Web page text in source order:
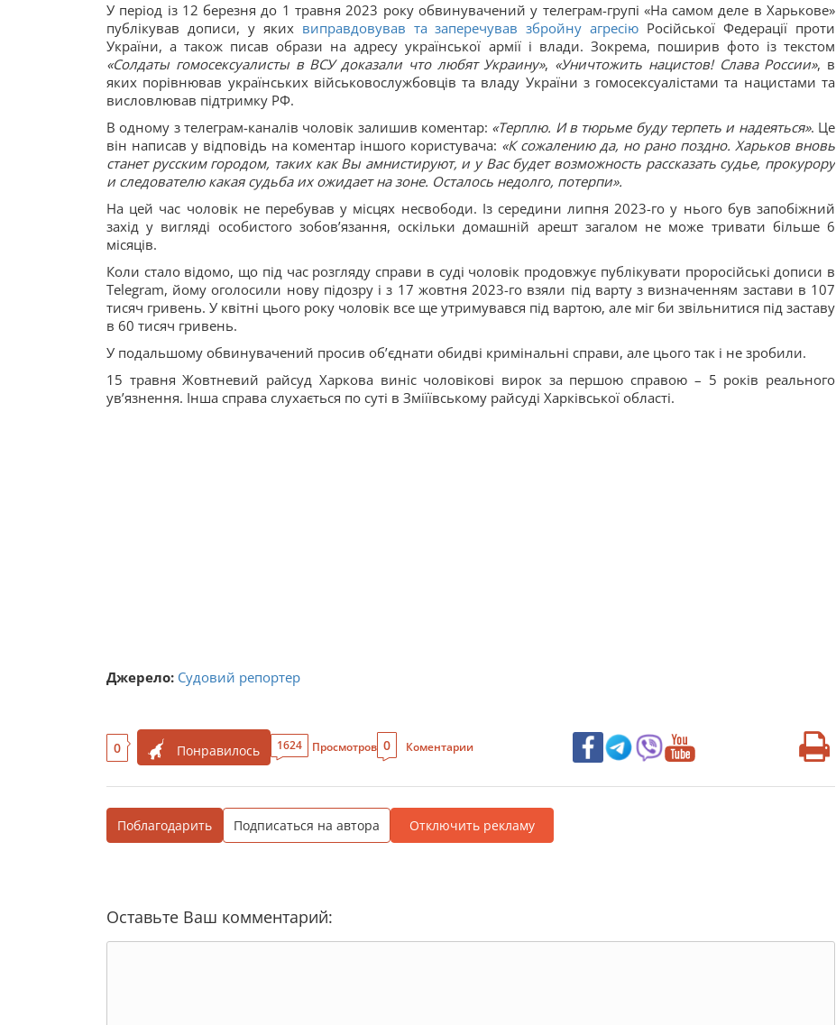
У період із 12 березня до 1 травня 2023 року обвинувачений у телеграм-групі «На самом деле в Харькове»
публікував дописи, у яких виправдовував та заперечував збройну агресію Російської Федерації проти
України, а також писав образи на адресу української армії і влади. Зокрема, поширив фото із текстом
«Солдаты гомосексуалисты в ВСУ доказали что любят Украину», «Уничтожить нацистов! Слава России», в
яких порівнював українських військовослужбовців та владу України з гомосексуалістами та нацистами та
висловлював підтримку РФ.
В одному з телеграм-каналів чоловік залишив коментар: «Терплю. И в тюрьме буду терпеть и надеяться». Це
він написав у відповідь на коментар іншого користувача: «К сожалению да, но рано поздно. Харьков вновь
станет русским городом, таких как Вы амнистируют, и у Вас будет возможность рассказать судье, прокурору
и следователю какая судьба их ожидает на зоне. Осталось недолго, потерпи».
На цей час чоловік не перебував у місцях несвободи. Із середини липня 2023-го у нього був запобіжний
захід у вигляді особистого зобовʼязання, оскільки домашній арешт загалом не може тривати більше 6
місяців.
Коли стало відомо, що під час розгляду справи в суді чоловік продовжує публікувати проросійські дописи в
Telegram, йому оголосили нову підозру і з 17 жовтня 2023-го взяли під варту з визначенням застави в 107
тисяч гривень. У квітні цього року чоловік все ще утримувався під вартою, але міг би звільнитися під заставу
в 60 тисяч гривень.
У подальшому обвинувачений просив обʼєднати обидві кримінальні справи, але цього так і не зробили.
15 травня Жовтневий райсуд Харкова виніс чоловікові вирок за першою справою – 5 років реального
увʼязнення. Інша справа слухається по суті в Зміїївському райсуді Харківської області.
Джерело: Судовий репортер
0 Понравилось 1624 Просмотров 0 Коментарии
Поблагодарить Подписаться на автора Отключить рекламу
Оставьте Ваш комментарий: